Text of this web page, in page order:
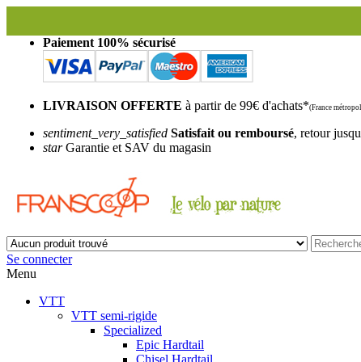
Paiement 100% sécurisé
LIVRAISON OFFERTE à partir de 99€ d'achats*(France
sentiment_very_satisfied Satisfait ou remboursé, retour
starGarantie et SAV du magasin
Se connecter
Menu
VTT
VTT semi-rigide
Specialized
Epic Hardtail
Chisel Hardtail